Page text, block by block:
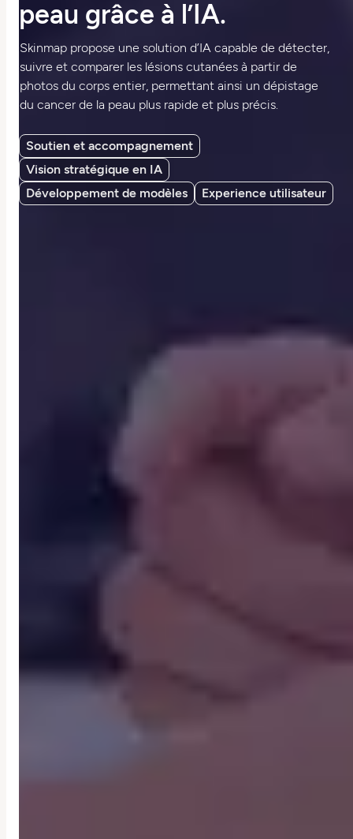
peau grâce à l’IA.
Skinmap propose une solution d’IA capable de détecter,
suivre et comparer les lésions cutanées à partir de
photos du corps entier, permettant ainsi un dépistage
du cancer de la peau plus rapide et plus précis.
Soutien et accompagnement
Vision stratégique en IA
Développement de modèles
Experience utilisateur